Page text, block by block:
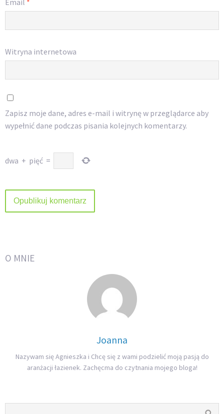
Email *
Witryna internetowa
Zapisz moje dane, adres e-mail i witrynę w przeglądarce aby
wypełnić dane podczas pisania kolejnych komentarzy.
dwa + pięć =
O MNIE
Joanna
Nazywam się Agnieszka i Chcę się z wami podzielić moją pasją do
aranżacji łazienek. Zachęcma do czytnania mojego bloga!